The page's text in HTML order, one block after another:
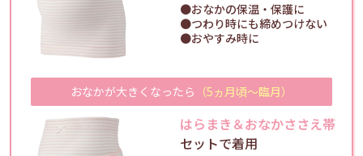
●おなかの保温・保護に
●つわり時にも締めつけない
●おやすみ時に
おなかが大きくなったら （5ヵ月頃～臨月）
はらまき＆おなかささえ帯
セットで着用